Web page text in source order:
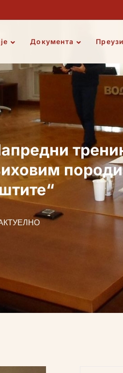
Документа